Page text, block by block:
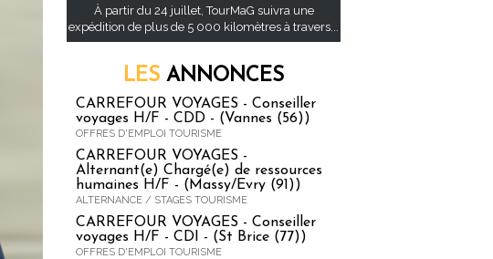
À partir du 24 juillet, TourMaG suivra une
expédition de plus de 5 000 kilomètres à travers...
LES ANNONCES
CARREFOUR VOYAGES - Conseiller
voyages H/F - CDD - (Vannes (56))
OFFRES D'EMPLOI TOURISME
CARREFOUR VOYAGES -
Alternant(e) Chargé(e) de ressources
humaines H/F - (Massy/Evry (91))
ALTERNANCE / STAGES TOURISME
CARREFOUR VOYAGES - Conseiller
voyages H/F - CDI - (St Brice (77))
OFFRES D'EMPLOI TOURISME